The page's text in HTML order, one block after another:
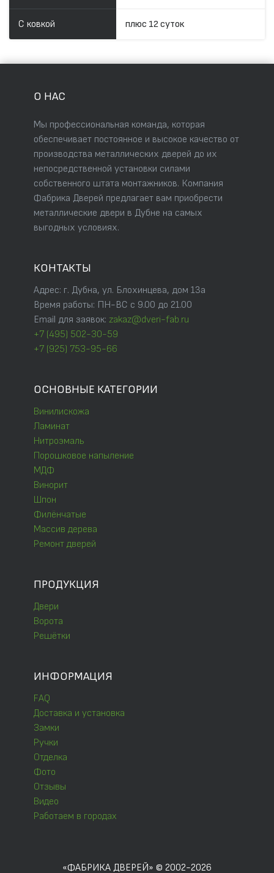
С ковкой плюс 12 суток
О НАС
Мы профессиональная команда, которая
обеспечивает постоянное и высокое качество от
производства металлических дверей до их
непосредственной установки силами
собственного штата монтажников. Компания
Фабрика Дверей предлагает вам приобрести
металлические двери в Дубне на самых
выгодных условиях.
КОНТАКТЫ
Адрес: г. Дубна, ул. Блохинцева, дом 13а
Время работы: ПН-ВС с 9.00 до 21.00
Email для заявок: zakaz@dveri-fab.ru
+7 (495) 502-30-59
+7 (925) 753-95-66
ОСНОВНЫЕ КАТЕГОРИИ
Винилискожа
Ламинат
Нитроэмаль
Порошковое напыление
МДФ
Винорит
Шпон
Филёнчатые
Массив дерева
Ремонт дверей
ПРОДУКЦИЯ
Двери
Ворота
Решётки
ИНФОРМАЦИЯ
FAQ
Доставка и установка
Замки
Ручки
Отделка
Фото
Отзывы
Видео
Работаем в городах
«ФАБРИКА ДВЕРЕЙ» © 2002-2026